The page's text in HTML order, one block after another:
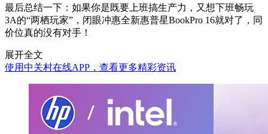
最后总结一下：如果你是既要上班搞生产力，又想下班畅玩
3A的“两栖玩家”，闭眼冲惠全新惠普星BookPro 16就对了，同
价位真的没有对手！
展开全文
使用中关村在线APP，查看更多精彩资讯